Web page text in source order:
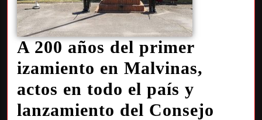
A 200 años del primer
izamiento en Malvinas,
actos en todo el país y
lanzamiento del Consejo